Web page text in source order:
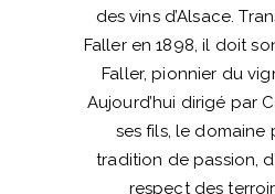
des vins d’Alsace.
Faller en 1898, il doit
Faller, pionnier du
Aujourd’hui dirigé par
ses fils, le domaine
tradition de passion,
respect des